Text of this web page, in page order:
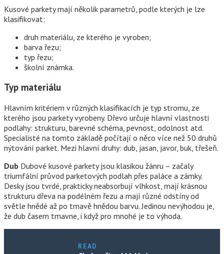
Kusové parkety mají několik parametrů, podle kterých je lze
klasifikovat:
druh materiálu, ze kterého je vyroben;
barva řezu;
typ řezu;
školní známka.
Typ materiálu
Hlavním kritériem v různých klasifikacích je typ stromu, ze
kterého jsou parkety vyrobeny. Dřevo určuje hlavní vlastnosti
podlahy: strukturu, barevné schéma, pevnost, odolnost atd.
Specialisté na tomto základě počítají o něco více než 50 druhů
nýtování parket. Mezi hlavní druhy: dub, jasan, javor, buk, třešeň.
Dub Dubové kusové parkety jsou klasikou žánru – začaly
triumfální průvod parketových podlah přes paláce a zámky.
Desky jsou tvrdé, prakticky neabsorbují vlhkost, mají krásnou
strukturu dřeva na podélném řezu a mají různé odstíny od
světle hnědé až po tmavě hnědou barvu. Jedinou nevýhodou je,
že dub časem tmavne, i když pro mnohé je to výhoda.
READ